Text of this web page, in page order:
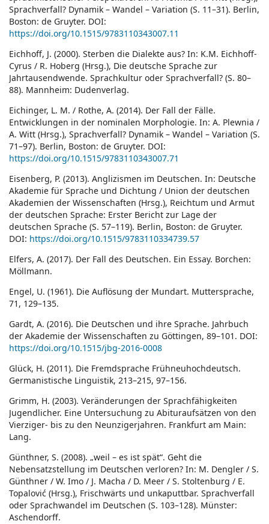
Sprachverfall? Dynamik – Wandel – Variation (S. 11–31). Berlin,
Boston: de Gruyter. DOI:
https://doi.org/10.1515/9783110343007.11
Eichhoff, J. (2000). Sterben die Dialekte aus? In: K.M. Eichhoff-
Cyrus / R. Hoberg (Hrsg.), Die deutsche Sprache zur
Jahrtausendwende. Sprachkultur oder Sprachverfall? (S. 80–
88). Mannheim: Dudenverlag.
Eichinger, L. M. / Rothe, A. (2014). Der Fall der Fälle.
Entwicklungen in der nominalen Morphologie. In: A. Plewnia /
A. Witt (Hrsg.), Sprachverfall? Dynamik – Wandel – Variation (S.
71–97). Berlin, Boston: de Gruyter. DOI:
https://doi.org/10.1515/9783110343007.71
Eisenberg, P. (2013). Anglizismen im Deutschen. In: Deutsche
Akademie für Sprache und Dichtung / Union der deutschen
Akademien der Wissenschaften (Hrsg.), Reichtum und Armut
der deutschen Sprache: Erster Bericht zur Lage der
deutschen Sprache (S. 57–119). Berlin, Boston: de Gruyter.
DOI: https://doi.org/10.1515/9783110334739.57
Elfers, A. (2017). Der Fall des Deutschen. Ein Essay. Borchen:
Möllmann.
Engel, U. (1961). Die Auflösung der Mundart. Muttersprache,
71, 129–135.
Gardt, A. (2016). Die Deutschen und ihre Sprache. Jahrbuch
der Akademie der Wissenschaften zu Göttingen, 89–101. DOI:
https://doi.org/10.1515/jbg-2016-0008
Glück, H. (2011). Die Fremdsprache Frühneuhochdeutsch.
Germanistische Linguistik, 213–215, 97–156.
Grimm, H. (2003). Veränderungen der Sprachfähigkeiten
Jugendlicher. Eine Untersuchung zu Abituraufsätzen von den
Vierziger- bis zu den Neunzigerjahren. Frankfurt am Main:
Lang.
Günthner, S. (2008). „weil – es ist spät“. Geht die
Nebensatzstellung im Deutschen verloren? In: M. Dengler / S.
Günthner / W. Imo / J. Macha / D. Meer / S. Stoltenburg / E.
Topalović (Hrsg.), Frischwärts und unkaputtbar. Sprachverfall
oder Sprachwandel im Deutschen (S. 103–128). Münster:
Aschendorff.